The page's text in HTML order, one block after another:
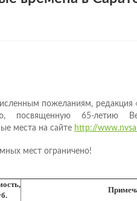
пожеланиям, редакция
посвященную 65-летию
места на сайте http://
мест ограничено!